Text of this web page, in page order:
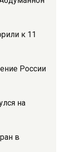
к 11
России
на
в